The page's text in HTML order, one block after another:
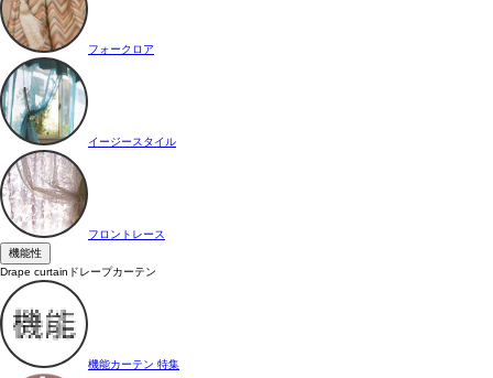
フォークロア
イージースタイル
フロントレース
機能性
Drape curtain ドレープカーテン
機能カーテン 特集